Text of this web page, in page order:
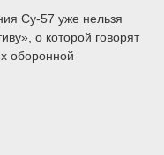
Су-57 уже нельзя
о которой говорят
оборонной